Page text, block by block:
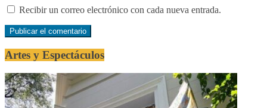
Recibir un correo electrónico con cada nueva entrada.
Artes y Espectáculos